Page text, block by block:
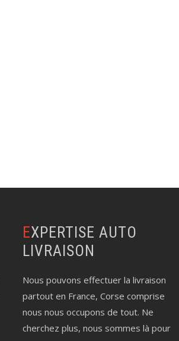
EXPERTISE AUTO
LIVRAISON
Nous pouvons effectuer la livraison
partout en France, Corse comprise
nous nous occupons de tout. Ne
cherchez plus, nous sommes là pour